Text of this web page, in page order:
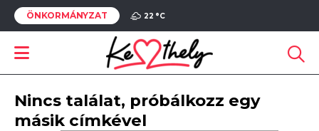
ÖNKORMÁNYZAT 22 °C
Nincs találat, próbálkozz egy
másik címkével